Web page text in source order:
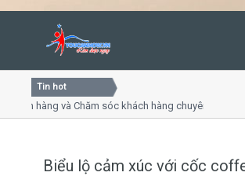
Close
Home
Tin hot
hàng và Chăm sóc khách hàng chuyên nghiệp
Biểu lộ cảm xúc với cốc